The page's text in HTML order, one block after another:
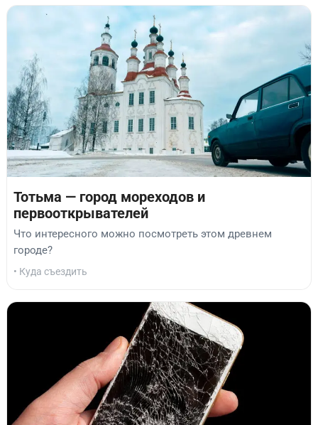
Тотьма — город мореходов и
первооткрывателей
Что интересного можно посмотреть этом древнем
городе?
• Куда съездить